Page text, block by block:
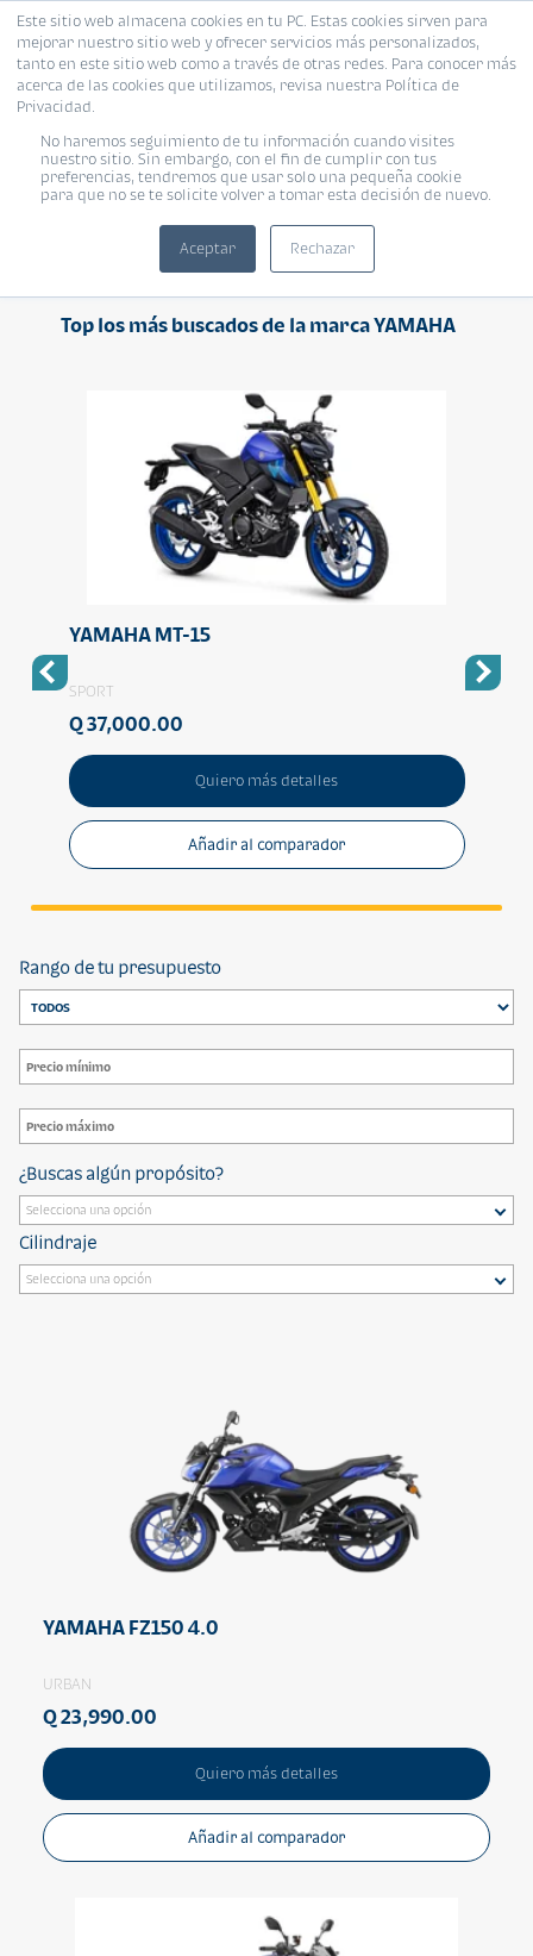
Este sitio web almacena cookies en tu PC. Estas cookies sirven para
mejorar nuestro sitio web y ofrecer servicios más personalizados,
tanto en este sitio web como a través de otras redes. Para conocer más
acerca de las cookies que utilizamos, revisa nuestra Política de
Privacidad.
No haremos seguimiento de tu información cuando visites
nuestro sitio. Sin embargo, con el fin de cumplir con tus
preferencias, tendremos que usar solo una pequeña cookie
para que no se te solicite volver a tomar esta decisión de nuevo.
Aceptar Rechazar
YAMAHA
Top los más buscados de la marca YAMAHA
YAMAHA MT-15
SPORT
Q 37,000.00
Quiero más detalles
Añadir al comparador
SPORT
Rango de tu presupuesto
¿Buscas algún propósito?
Cilindraje
YAMAHA FZ150 4.0
URBAN
Q 23,990.00
Quiero más detalles
Añadir al comparador